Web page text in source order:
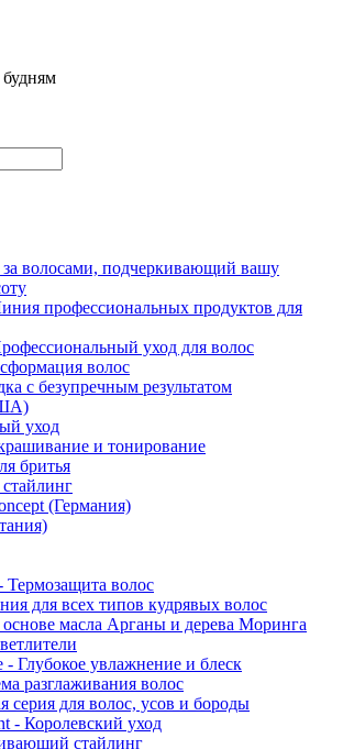
волосами, подчеркивающий вашу
профессиональных продуктов для
уход для волос
волос
с безупречным результатом
уход
и тонирование
бритья
(Германия)
волос
для всех типов кудрявых волос
масла Арганы и дерева Моринга
Глубокое увлажнение и блеск
разглаживания волос
для волос, усов и бороды
- Королевский уход
стайлинг